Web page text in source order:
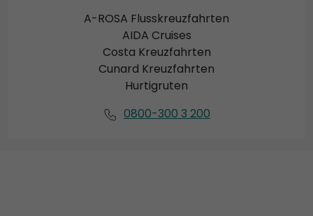
A-ROSA Flusskreuzfahrten
AIDA Cruises
Costa Kreuzfahrten
Cunard Kreuzfahrten
Hurtigruten
0800-300 3 200